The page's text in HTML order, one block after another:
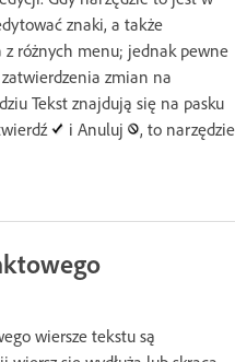
znaki, a także
różnych menu; jednak pewne
zmian na
Tekst znajdują się na pasku
i Anuluj
, to narzędzie
wiersze tekstu są